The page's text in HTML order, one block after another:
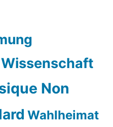
Non
Wahlheimat